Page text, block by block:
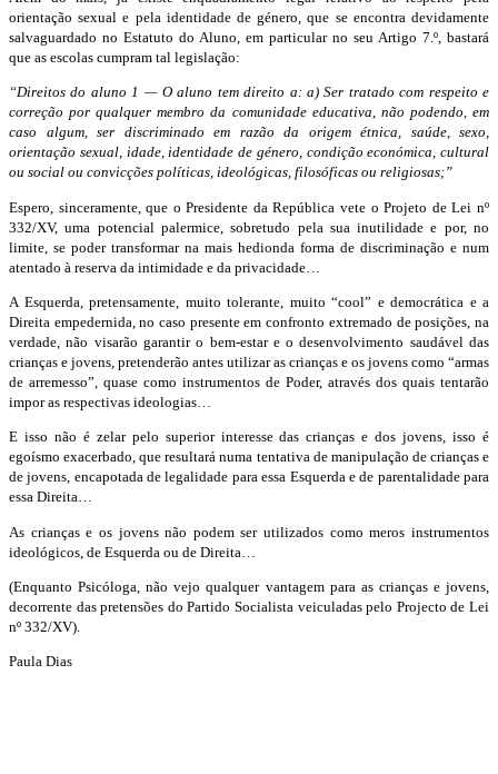
orientação sexual e pela identidade de género, que se encontra devidamente
salvaguardado no Estatuto do Aluno, em particular no seu Artigo 7.º, bastará
que as escolas cumpram tal legislação:
“Direitos do aluno 1 — O aluno tem direito a: a) Ser tratado com respeito e
correção por qualquer membro da comunidade educativa, não podendo, em
caso algum, ser discriminado em razão da origem étnica, saúde, sexo,
orientação sexual, idade, identidade de género, condição económica, cultural
ou social ou convicções políticas, ideológicas, filosóficas ou religiosas;”
Espero, sinceramente, que o Presidente da República vete o Projeto de Lei nº
332/XV, uma potencial palermice, sobretudo pela sua inutilidade e por, no
limite, se poder transformar na mais hedionda forma de discriminação e num
atentado à reserva da intimidade e da privacidade…
A Esquerda, pretensamente, muito tolerante, muito “cool” e democrática e a
Direita empedernida, no caso presente em confronto extremado de posições, na
verdade, não visarão garantir o bem-estar e o desenvolvimento saudável das
crianças e jovens, pretenderão antes utilizar as crianças e os jovens como “armas
de arremesso”, quase como instrumentos de Poder, através dos quais tentarão
impor as respectivas ideologias…
E isso não é zelar pelo superior interesse das crianças e dos jovens, isso é
egoísmo exacerbado, que resultará numa tentativa de manipulação de crianças e
de jovens, encapotada de legalidade para essa Esquerda e de parentalidade para
essa Direita…
As crianças e os jovens não podem ser utilizados como meros instrumentos
ideológicos, de Esquerda ou de Direita…
(Enquanto Psicóloga, não vejo qualquer vantagem para as crianças e jovens,
decorrente das pretensões do Partido Socialista veiculadas pelo Projecto de Lei
nº 332/XV).
Paula Dias